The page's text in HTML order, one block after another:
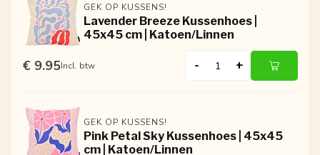
GEK OP KUSSENS!
Lavender Breeze Kussenhoes |
45x45 cm | Katoen/Linnen
€ 9.95Incl. btw - +
GEK OP KUSSENS!
Pink Petal Sky Kussenhoes | 45x45
cm | Katoen/Linnen